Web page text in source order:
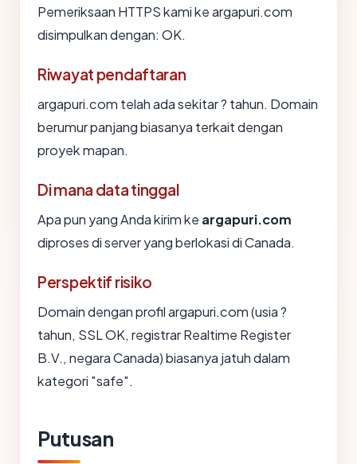
Pemeriksaan HTTPS kami ke argapuri.com
disimpulkan dengan: OK.
Riwayat pendaftaran
argapuri.com telah ada sekitar ? tahun. Domain
berumur panjang biasanya terkait dengan
proyek mapan.
Di mana data tinggal
Apa pun yang Anda kirim ke argapuri.com
diproses di server yang berlokasi di Canada.
Perspektif risiko
Domain dengan profil argapuri.com (usia ?
tahun, SSL OK, registrar Realtime Register
B.V., negara Canada) biasanya jatuh dalam
kategori "safe".
Putusan